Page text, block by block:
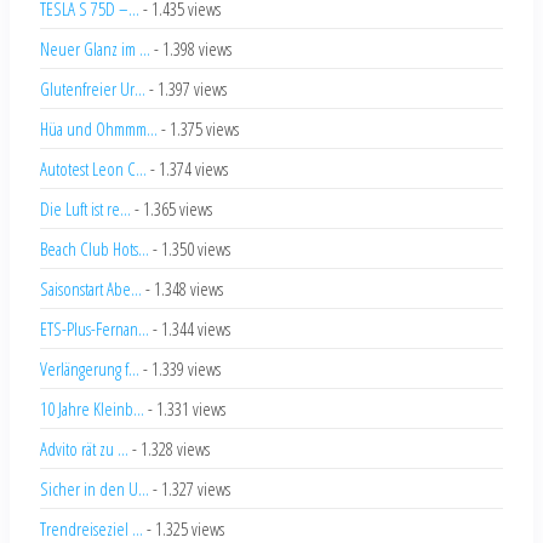
TESLA S 75D –... - 1.435 views
Neuer Glanz im ... - 1.398 views
Glutenfreier Ur... - 1.397 views
Hüa und Ohmmm... - 1.375 views
Autotest Leon C... - 1.374 views
Die Luft ist re... - 1.365 views
Beach Club Hots... - 1.350 views
Saisonstart Abe... - 1.348 views
ETS-Plus-Fernan... - 1.344 views
Verlängerung f... - 1.339 views
10 Jahre Kleinb... - 1.331 views
Advito rät zu ... - 1.328 views
Sicher in den U... - 1.327 views
Trendreiseziel ... - 1.325 views